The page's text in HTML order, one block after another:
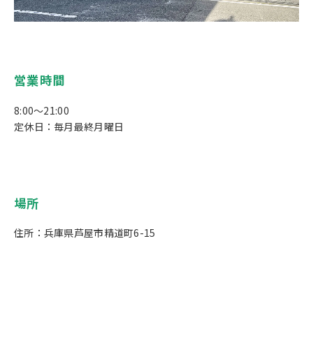
営業時間
8:00～21:00
定休日：毎月最終月曜日
場所
住所：兵庫県芦屋市精道町6-15